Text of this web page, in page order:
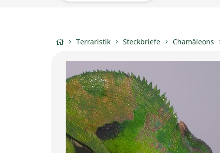
Terraristik Steckbriefe Chamäleons